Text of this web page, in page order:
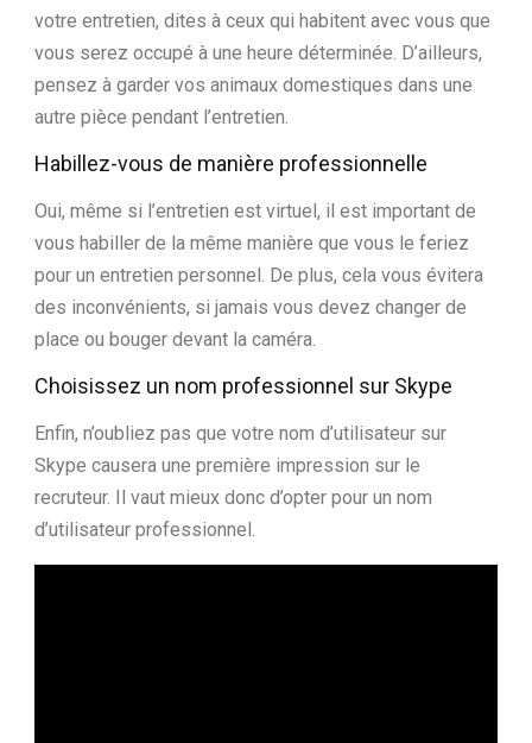
votre entretien, dites à ceux qui habitent avec vous que
vous serez occupé à une heure déterminée. D’ailleurs,
pensez à garder vos animaux domestiques dans une
autre pièce pendant l’entretien.
Habillez-vous de manière professionnelle
Oui, même si l’entretien est virtuel, il est important de
vous habiller de la même manière que vous le feriez
pour un entretien personnel. De plus, cela vous évitera
des inconvénients, si jamais vous devez changer de
place ou bouger devant la caméra.
Choisissez un nom professionnel sur Skype
Enfin, n’oubliez pas que votre nom d’utilisateur sur
Skype causera une première impression sur le
recruteur. Il vaut mieux donc d’opter pour un nom
d’utilisateur professionnel.